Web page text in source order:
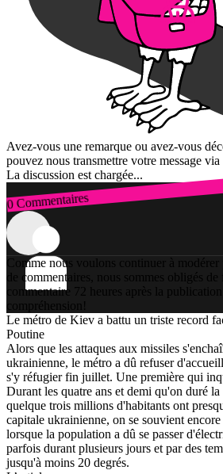
Avez-vous une remarque ou avez-vous
pouvez nous transmettre votre message
La discussion est chargée...
0 Commentaires
Connexion
Comme nous voulons continuer à modérer
de commentaires, nous sommes obligés
commentaire 72 heures après la
compréhension!
Le métro de Kiev a battu un triste record
Poutine
Alors que les attaques aux missiles
ukrainienne, le métro a dû refuser
s'y réfugier fin juillet. Une première qui
Durant les quatre ans et demi qu'on duré
quelque trois millions d'habitants ont
capitale ukrainienne, on se souvient
lorsque la population a dû se passer
parfois durant plusieurs jours et par des
jusqu'à moins 20 degrés.